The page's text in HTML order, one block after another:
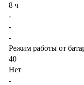
8 ч
-
-
-
Режим работы от
40
Нет
-